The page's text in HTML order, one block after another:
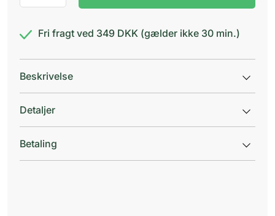
10
ManicFri fragt ved 349 DKK (gælder ikke 30 min.)
Beskrivelse
Detaljer
Betaling